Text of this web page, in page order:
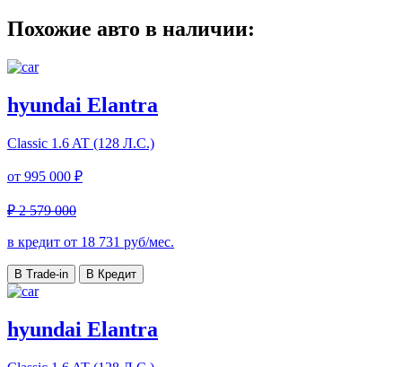
Похожие авто в наличии:
hyundai Elantra
Classic 1.6 AT (128 Л.С.)
от 995 000 ₽
₽ 2 579 000
в кредит от 18 731 руб/мес.
В Trade-in В Кредит
hyundai Elantra